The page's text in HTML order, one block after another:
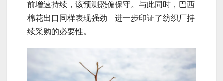
前增速持续，该预测恐偏保守。与此同时，巴西
棉花出口同样表现强劲，进一步印证了纺织厂持
续采购的必要性。